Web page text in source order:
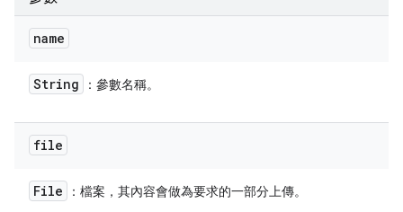
name
String ：參數名稱。
file
File ：檔案，其內容會做為要求的一部分上傳。